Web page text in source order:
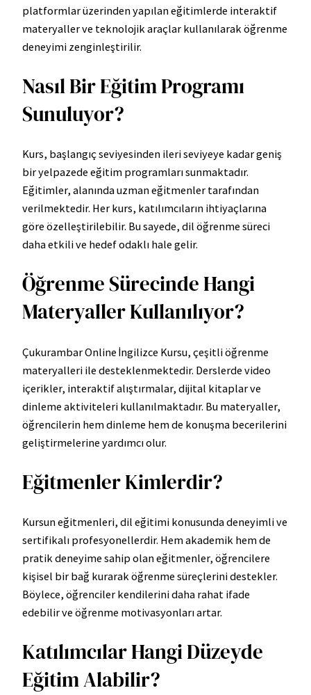
platformlar üzerinden yapılan eğitimlerde interaktif
materyaller ve teknolojik araçlar kullanılarak öğrenme
deneyimi zenginleştirilir.
Nasıl Bir Eğitim Programı
Sunuluyor?
Kurs, başlangıç seviyesinden ileri seviyeye kadar geniş
bir yelpazede eğitim programları sunmaktadır.
Eğitimler, alanında uzman eğitmenler tarafından
verilmektedir. Her kurs, katılımcıların ihtiyaçlarına
göre özelleştirilebilir. Bu sayede, dil öğrenme süreci
daha etkili ve hedef odaklı hale gelir.
Öğrenme Sürecinde Hangi
Materyaller Kullanılıyor?
Çukurambar Online İngilizce Kursu, çeşitli öğrenme
materyalleri ile desteklenmektedir. Derslerde video
içerikler, interaktif alıştırmalar, dijital kitaplar ve
dinleme aktiviteleri kullanılmaktadır. Bu materyaller,
öğrencilerin hem dinleme hem de konuşma becerilerini
geliştirmelerine yardımcı olur.
Eğitmenler Kimlerdir?
Kursun eğitmenleri, dil eğitimi konusunda deneyimli ve
sertifikalı profesyonellerdir. Hem akademik hem de
pratik deneyime sahip olan eğitmenler, öğrencilere
kişisel bir bağ kurarak öğrenme süreçlerini destekler.
Böylece, öğrenciler kendilerini daha rahat ifade
edebilir ve öğrenme motivasyonları artar.
Katılımcılar Hangi Düzeyde
Eğitim Alabilir?